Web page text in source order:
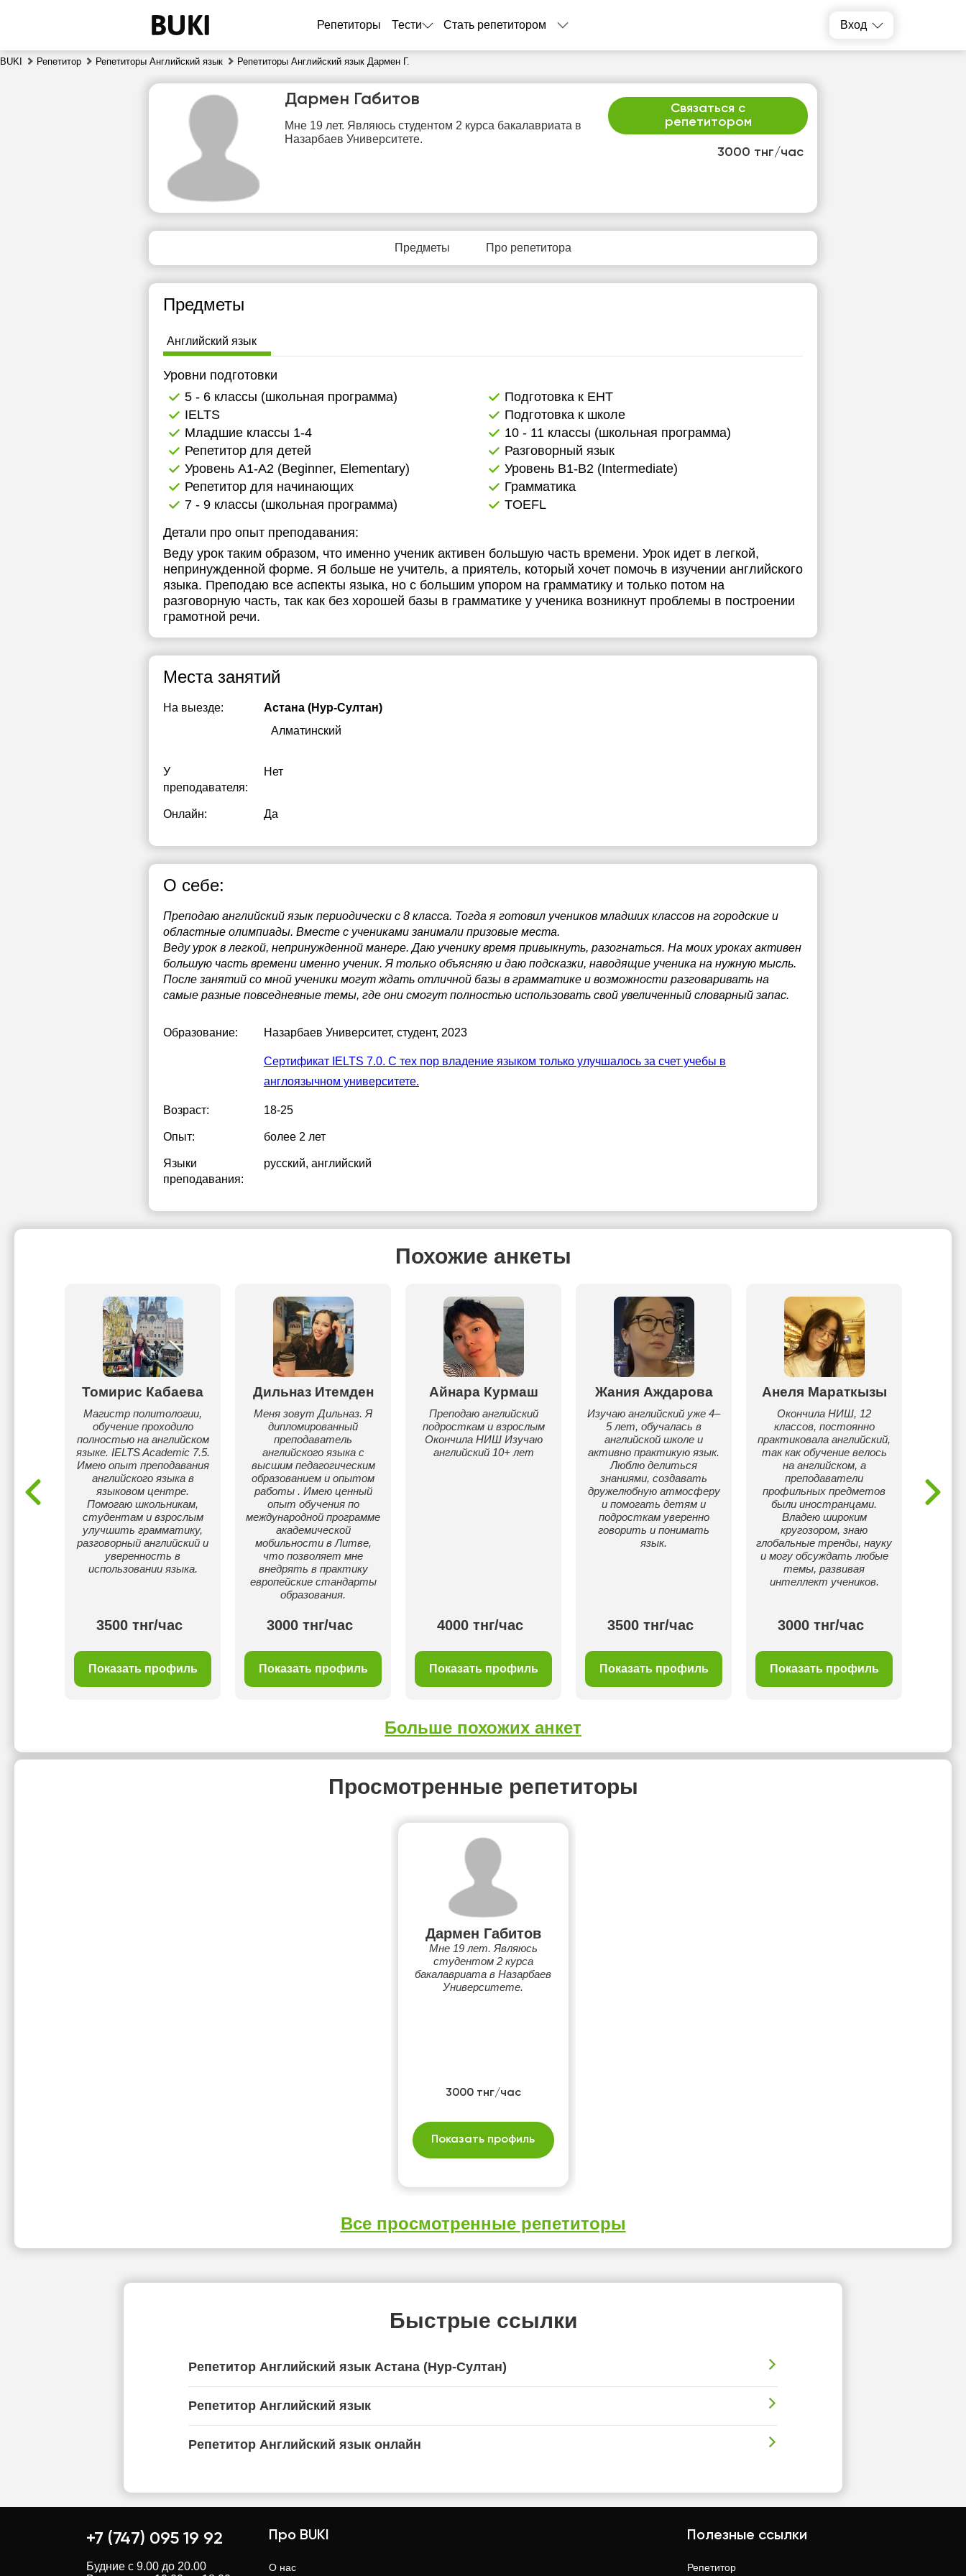
Репетиторы Тести Стать репетитором Вход
BUKI Репетитор Репетиторы Английский язык Репетиторы Английский язык Дармен Г.
3000 тнг/час
Связаться с
репетитором
Дармен Габитов
Мне 19 лет. Являюсь студентом 2 курса бакалавриата в
Назарбаев Университете.
Предметы Про репетитора
Предметы
Английский язык
Уровни подготовки
5 - 6 классы (школьная программа)
Подготовка к ЕНТ
IELTS
Подготовка к школе
Младшие классы 1-4
10 - 11 классы (школьная программа)
Репетитор для детей
Разговорный язык
Уровень А1-А2 (Beginner, Elementary)
Уровень B1-B2 (Intermediate)
Репетитор для начинающих
Грамматика
7 - 9 классы (школьная программа)
TOEFL
Детали про опыт преподавания:
Веду урок таким образом, что именно ученик активен большую часть времени. Урок идет в легкой,
непринужденной форме. Я больше не учитель, а приятель, который хочет помочь в изучении английского
языка. Преподаю все аспекты языка, но с большим упором на грамматику и только потом на
разговорную часть, так как без хорошей базы в грамматике у ученика возникнут проблемы в построении
грамотной речи.
Места занятий
На выезде:
Астана (Нур-Султан)
Алматинский
У
преподавателя:
Нет
Онлайн: Да
О себе:
Преподаю английский язык периодически с 8 класса. Тогда я готовил учеников младших классов на городские и
областные олимпиады. Вместе с учениками занимали призовые места.
Веду урок в легкой, непринужденной манере. Даю ученику время привыкнуть, разогнаться. На моих уроках активен
большую часть времени именно ученик. Я только объясняю и даю подсказки, наводящие ученика на нужную мысль.
После занятий со мной ученики могут ждать отличной базы в грамматике и возможности разговаривать на
самые разные повседневные темы, где они смогут полностью использовать свой увеличенный словарный запас.
Образование: Назарбаев Университет, студент, 2023
Сертификат IELTS 7.0. С тех пор владение языком только улучшалось за счет учебы в
англоязычном университете.
Возраст: 18-25
Опыт: более 2 лет
Языки
преподавания:
русский, английский
Похожие анкеты
Томирис Кабаева
Магистр политологии,
обучение проходило
полностью на английском
языке. IELTS Academic 7.5.
Имею опыт преподавания
английского языка в
языковом центре.
Помогаю школьникам,
студентам и взрослым
улучшить грамматику,
разговорный английский и
уверенность в
использовании языка.
3500 тнг/час
Показать профиль
Дильназ Итемден
Меня зовут Дильназ. Я
дипломированный
преподаватель
английского языка с
высшим педагогическим
образованием и опытом
работы . Имею ценный
опыт обучения по
международной программе
академической
мобильности в Литве,
что позволяет мне
внедрять в практику
европейские стандарты
образования.
3000 тнг/час
Показать профиль
Айнара Курмаш
Преподаю английский
подросткам и взрослым
Окончила НИШ Изучаю
английский 10+ лет
4000 тнг/час
Показать профиль
Жания Аждарова
Изучаю английский уже 4–
5 лет, обучалась в
английской школе и
активно практикую язык.
Люблю делиться
знаниями, создавать
дружелюбную атмосферу
и помогать детям и
подросткам уверенно
говорить и понимать
язык.
3500 тнг/час
Показать профиль
Анеля Мараткызы
Окончила НИШ, 12
классов, постоянно
практиковала английский,
так как обучение велось
на английском, а
преподаватели
профильных предметов
были иностранцами.
Владею широким
кругозором, знаю
глобальные тренды, науку
и могу обсуждать любые
темы, развивая
интеллект учеников.
3000 тнг/час
Показать профиль
Больше похожих анкет
Просмотренные репетиторы
Дармен Габитов
Мне 19 лет. Являюсь
студентом 2 курса
бакалавриата в Назарбаев
Университете.
3000 тнг/час
Показать профиль
Все просмотренные репетиторы
Быстрые ссылки
Репетитор Английский язык Астана (Нур-Султан)
Репетитор Английский язык
Репетитор Английский язык онлайн
вс
9
10
11
12
13
14
15
свободных
свободных
Нет
свободных
Нет
свободных
Нет
свободных
свободных
свободных
+7 (747) 095 19 92
Будние с 9.00 до 20.00
Про BUKI
О нас
Полезные ссылки
Репетитор